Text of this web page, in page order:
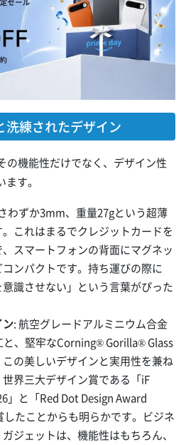
洗練されたデザイン
機能性だけでなく、デザイン性
す。
わずか3mm、重量27gという超薄
これはまるでクレジットカードを
スマートフォンの背面にマグネッ
コンパクトです。持ち運びの際に
意識させない」という言葉がぴった
ン: 航空グレードアルミニウム合金
と、堅牢なCorning® Gorilla® Glass
の美しいデザインと実用性を兼ね
界三大デザイン賞である「iF
」と「Red Dot Design Award
たことからも明らかです。ビジネ
ジェットは、機能性はもちろん、